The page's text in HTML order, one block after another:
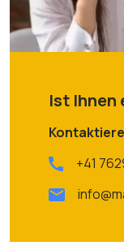
Ist Ihnen
+41